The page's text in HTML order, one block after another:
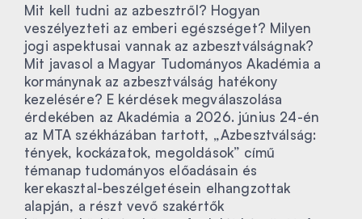
Mit kell tudni az azbesztről? Hogyan
veszélyezteti az emberi egészséget? Milyen
jogi aspektusai vannak az azbesztválságnak?
Mit javasol a Magyar Tudományos Akadémia a
kormánynak az azbesztválság hatékony
kezelésére? E kérdések megválaszolása
érdekében az Akadémia a 2026. június 24-én
az MTA székházában tartott, „Azbesztválság:
tények, kockázatok, megoldások” című
témanap tudományos előadásain és
kerekasztal-beszélgetésein elhangzottak
alapján, a részt vevő szakértők